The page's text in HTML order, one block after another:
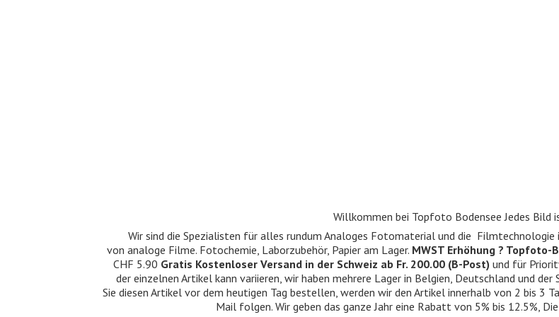
Willkommen bei Topfoto Bodensee Jedes Bild
Wir sind die Spezialisten für alles rundum Analoges Fotomaterial und die
von analoge Filme. Fotochemie, Laborzubehör, Papier am Lager. MWST Erhöhung ?
CHF 5.90 Gratis Kostenloser Versand in der Schweiz ab Fr. 200.00 (B-Post) und für
der einzelnen Artikel kann variieren, wir haben mehrere Lager in Belgien, Deutschland und
Sie diesen Artikel vor dem heutigen Tag bestellen, werden wir den Artikel innerhalb von 2 bis 3
Mail folgen. Wir geben das ganze Jahr eine Rabatt von 5% bis 12.5%,